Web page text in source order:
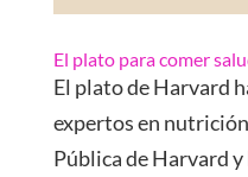
El plato para comer
El plato de Harvard
expertos en nutrición
Pública de Harvard